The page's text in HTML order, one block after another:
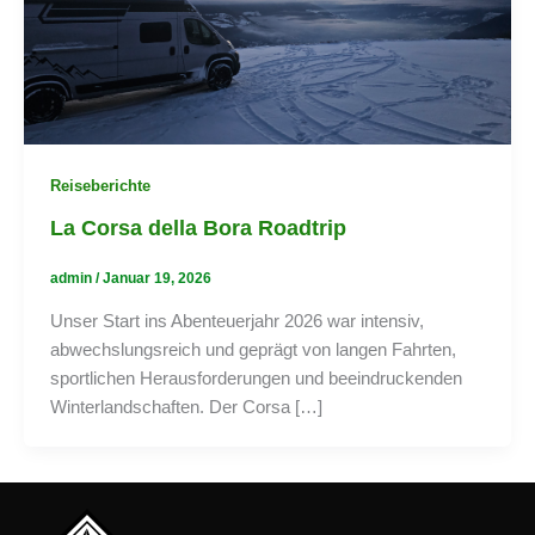
Reiseberichte
La Corsa della Bora Roadtrip
admin /Januar 19, 2026
Unser Start ins Abenteuerjahr 2026 war intensiv,
abwechslungsreich und geprägt von langen Fahrten,
sportlichen Herausforderungen und beeindruckenden
Winterlandschaften. Der Corsa […]